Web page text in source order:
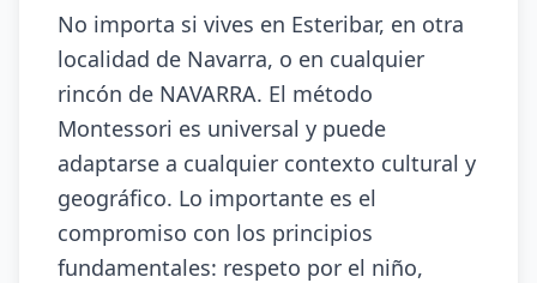
No importa si vives en Esteribar, en otra
localidad de Navarra, o en cualquier
rincón de NAVARRA. El método
Montessori es universal y puede
adaptarse a cualquier contexto cultural y
geográfico. Lo importante es el
compromiso con los principios
fundamentales: respeto por el niño,